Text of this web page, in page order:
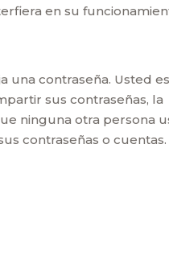
en su
una contraseña. Usted es
sus contraseñas, la
ninguna otra persona
contraseñas o cuentas.